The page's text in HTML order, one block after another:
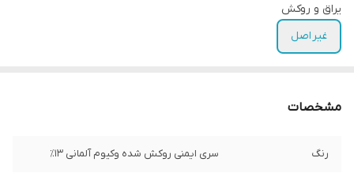
یراق و روکش
غیر اصل
مشخصات
رنگ سری ایمنی روکش شده وکیوم آلمانی ۱۳٪